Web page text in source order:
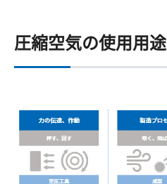
圧縮空気の使用用途